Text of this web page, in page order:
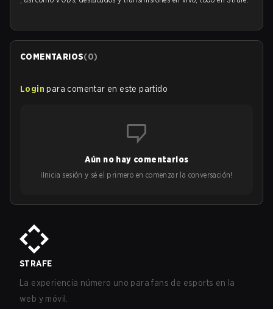
COMENTARIOS(0)
Login para comentar en este partido
Aún no hay comentarios
¡Inicia sesión y sé el primero en comenzar la conversación!
STRAFE
La experiencia número uno para fans de esports en la
web y móvil.